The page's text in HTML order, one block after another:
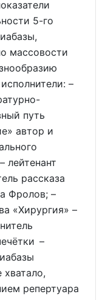
5-го
массовости
–
путь
автор и
лейтенант
рассказа
Фролов; –
«Хирургия» –
–
хватало,
репертуара